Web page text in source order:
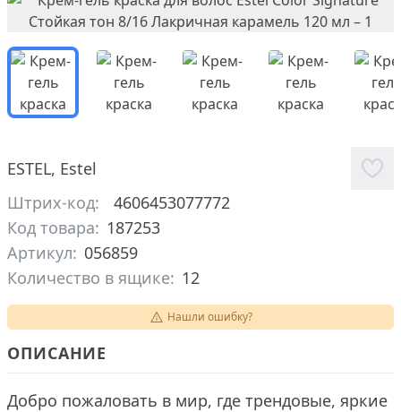
ESTEL, Estel
Штрих-код:
4606453077772
Код товара: 187253
Артикул: 056859
Количество в ящике: 12
Нашли ошибку?
ОПИСАНИЕ
Добро пожаловать в мир, где трендовые, яркие